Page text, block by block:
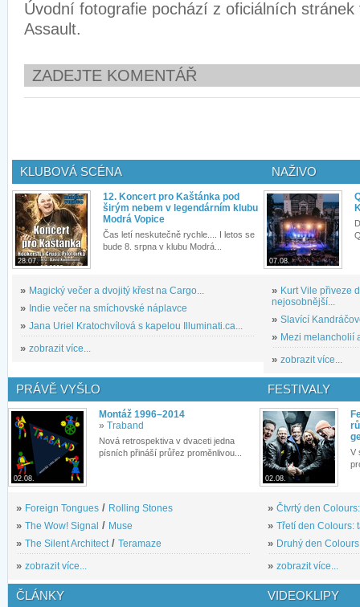
Úvodní fotografie pochází z oficiálních stránek
Assault.
ZADEJTE KOMENTÁŘ
KLUBOVÁ SCÉNA
28.07.
12. Koncert pro Kaštánka pod
širým nebem v legendárním klubu
Modrá Vopice
Čas letí neskutečně rychle.... I letos se
bude 8. srpna v klubu Modrá...
» Magický večer a dvojitý křest na Cargo...
» Indie večer na smíchovské náplavce
» Jana Uriel Kratochvílová s kapelou Illuminati.ca...
» zobrazit více...
NAŽIVO
07.08.
» Kurt Vile přiveze
nejosobnější...
» Slavící
» Mezi melancholií
» zobrazit více...
PRÁVĚ VYŠLO
02.08.
Montáž 1996–2014
» Traband
Nová retrospektiva v dvaceti jedna
písních přináší průřez proměnlivou...
» Foreign Tongues / Rolling Stones
» The Wow! Signal / Muse
» The Silent Architect/ Teramaze
» zobrazit více...
FESTIVALY
02.08.
V
» Čtvrtý den
» Třetí den Colours:
» Druhý den
» zobrazit více...
ČLÁNKY VIDEOKLIPY